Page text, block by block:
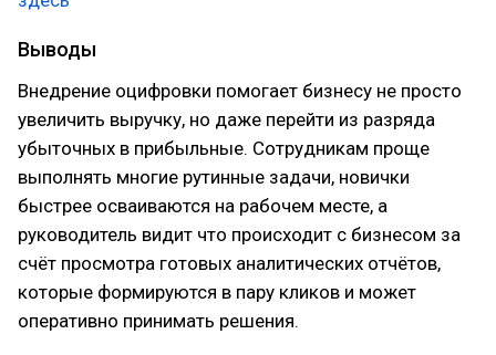
Выводы
Внедрение оцифровки помогает бизнесу не просто
увеличить выручку, но даже перейти из разряда
убыточных в прибыльные. Сотрудникам проще
выполнять многие рутинные задачи, новички
быстрее осваиваются на рабочем месте, а
руководитель видит что происходит с бизнесом за
счёт просмотра готовых аналитических отчётов,
которые формируются в пару кликов и может
оперативно принимать решения.